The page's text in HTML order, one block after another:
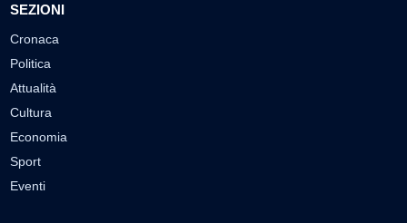
SEZIONI
Cronaca
Politica
Attualità
Cultura
Economia
Sport
Eventi